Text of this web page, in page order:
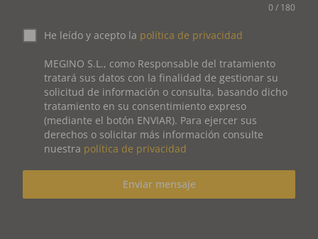
0 / 180
He leído y acepto la política de privacidad
MEGINO S.L., como Responsable del tratamiento
tratará sus datos con la finalidad de gestionar su
solicitud de información o consulta, basando dicho
tratamiento en su consentimiento expreso
(mediante el botón ENVIAR). Para ejercer sus
derechos o solicitar más información consulte
nuestra política de privacidad
Enviar mensaje